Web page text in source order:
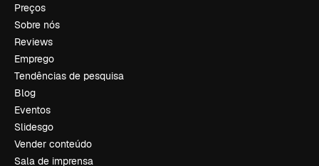
Preços
Sobre nós
Reviews
Emprego
Tendências de pesquisa
Blog
Eventos
Slidesgo
Vender conteúdo
Sala de imprensa